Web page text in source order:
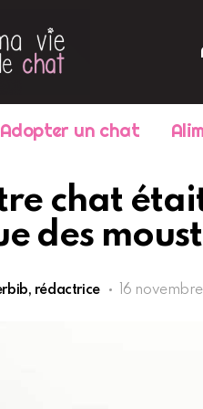
Adopter un chat
chat
des
rédactrice 16